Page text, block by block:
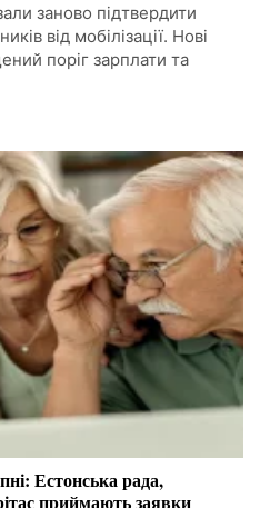
заново підтвердити
від мобілізації. Нові
поріг зарплати та
Естонська рада,
приймають заявки